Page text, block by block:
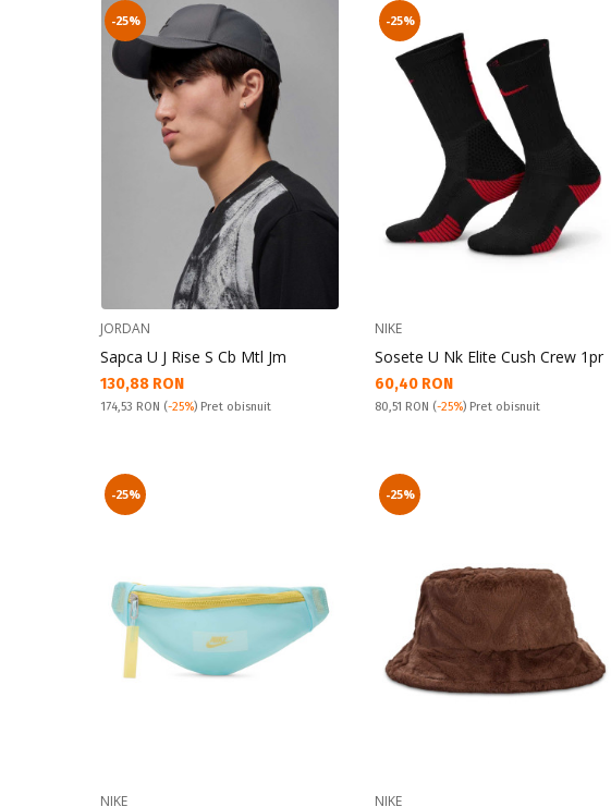
-25%
JORDAN
Sapca U J Rise S Cb Mtl Jm
Текуща цена:
130,88 RON
Pret obisnuit:
174,53 RON (-25%) Pret obisnuit
-25%
NIKE
Sosete U Nk Elite Cush Crew 1pr
Текуща цена:
60,40 RON
Pret obisnuit:
80,51 RON (-25%) Pret obisnuit
-25%
NIKE
-25%
NIKE